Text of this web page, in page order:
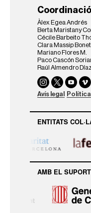
Coordinació
Àlex Egea Andrés
Berta Maristany
Cécile Barbeito
Clara Massip Bonet
Mariano Flores M.
Paco Cascón
Raúl Almendro Díaz
Avís legal
ENTITATS
AMB EL